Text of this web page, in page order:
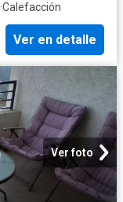
·Calefacción
Ver en detalle
Ver foto